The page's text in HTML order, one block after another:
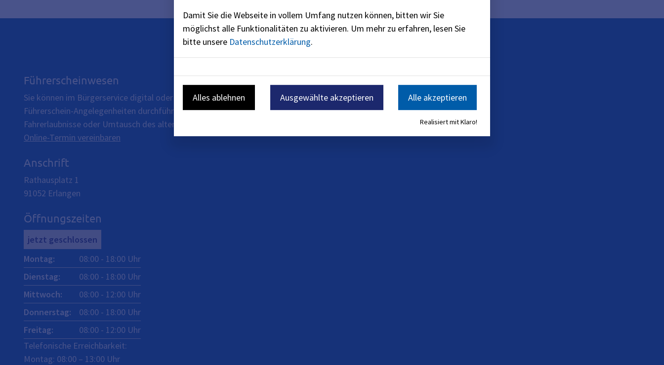
Führerscheinwesen
Sie können im Bürgerservice digital oder vor Ort im Erdgeschoss des Rathauses
Führerschein-Angelegenheiten durchführen. Beispielsweise alle gängigen
Fahrerlaubnisse oder Umtausch des alten Führerscheins, usw.
Online-Termin vereinbaren
Anschrift
Rathausplatz 1
91052 Erlangen
Öffnungszeiten
jetzt geschlossen
Montag: 08:00 - 18:00 Uhr
Dienstag: 08:00 - 18:00 Uhr
Mittwoch: 08:00 - 12:00 Uhr
Donnerstag: 08:00 - 18:00 Uhr
Freitag: 08:00 - 12:00 Uhr
Telefonische Erreichbarkeit:
Montag: 08:00 – 13:00 Uhr
Damit Sie die Webseite in vollem Umfang nutzen können, bitten wir Sie
möglichst alle Funktionalitäten zu aktivieren. Um mehr zu erfahren, lesen Sie
bitte unsere Datenschutzerklärung.
Alles ablehnen Ausgewählte akzeptieren Alle akzeptieren
Realisiert mit Klaro!